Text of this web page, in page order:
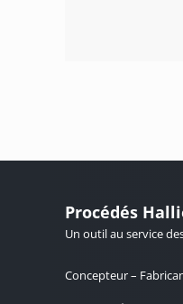
Procédés
Un outil au service
Concepteur –